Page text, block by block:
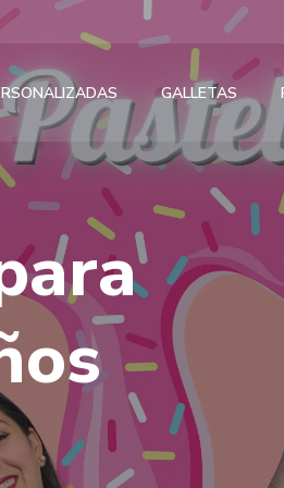
GALLETAS